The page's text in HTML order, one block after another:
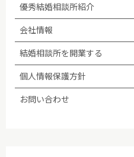
ムページ等で告知します。
(5)法令等に基づく場合を
三者への提供は行いません
(6)個人情報保護の状況を
い、継続的に改善します。
優秀結婚相談所紹介
会社情報
結婚相談所を開業する
個人情報保護方針
お問い合わせ